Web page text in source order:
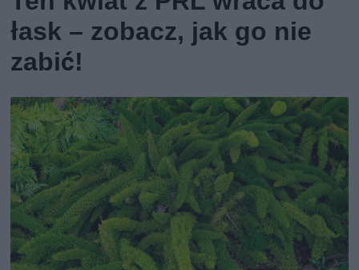
łask – zobacz, jak go nie
zabić!